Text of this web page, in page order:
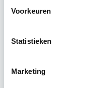
Voorkeuren
Statistieken
Marketing4 uur per week